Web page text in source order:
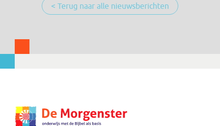
< Terug naar alle nieuwsberichten